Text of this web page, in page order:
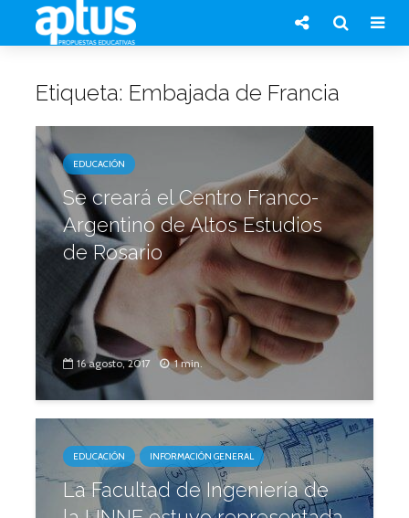
Etiqueta: Embajada de Francia
EDUCACIÓN
Se creará el Centro Franco-
Argentino de Altos Estudios
de Rosario
16 agosto, 2017 1 min.
EDUCACIÓN INFORMACIÓN GENERAL
La Facultad de Ingeniería de